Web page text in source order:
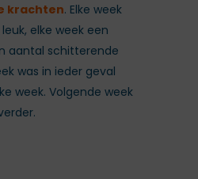
krachten. Elke week
elke week een
aantal schitterende
was in ieder geval
week. Volgende week